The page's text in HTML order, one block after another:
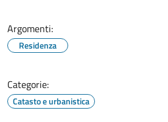
Argomenti:
Residenza
Categorie:
Catasto e urbanistica